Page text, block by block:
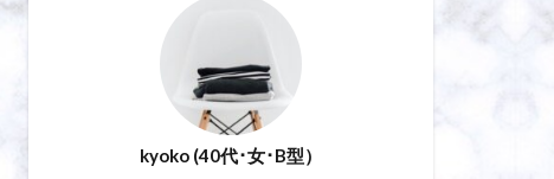
kyoko (40代･女･B型）